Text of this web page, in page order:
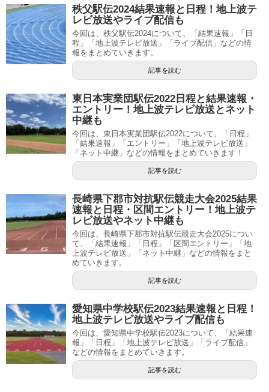
秩父駅伝2024結果速報と日程！地上波テ
レビ放送やライブ配信も
今回は、秩父駅伝2024について、「結果速報」「日
程」「地上波テレビ放送」「ライブ配信」などの情
報をまとめていきます。
記事を読む
東日本実業団駅伝2022日程と結果速報・
エントリー！地上波テレビ放送とネット
中継も
今回は、東日本実業団駅伝2022について、「日程」
「結果速報」「エントリー」「地上波テレビ放送」
「ネット中継」などの情報をまとめていきます！
記事を読む
長崎県下郡市対抗駅伝競走大会2025結果
速報と日程・区間エントリー！地上波テ
レビ放送やネット中継も
今回は、長崎県下郡市対抗駅伝競走大会2025につい
て、「結果速報」「日程」「区間エントリー」「地
上波テレビ放送」「ネット中継」などの情報をまと
めていきます。
記事を読む
愛知県中学校駅伝2023結果速報と日程！
地上波テレビ放送やライブ配信も
今回は、愛知県中学校駅伝2023について、「結果速
報」「日程」「地上波テレビ放送」「ライブ配信」
などの情報をまとめていきます。
記事を読む